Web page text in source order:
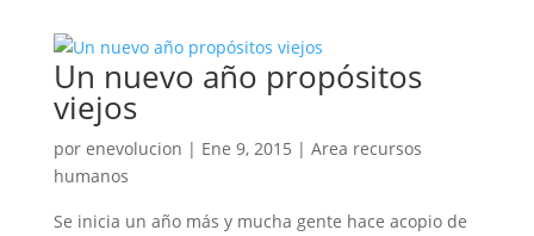
Un nuevo año propósitos
viejos
por enevolucion | Ene 9, 2015 | Area recursos
humanos
Se inicia un año más y mucha gente hace acopio de